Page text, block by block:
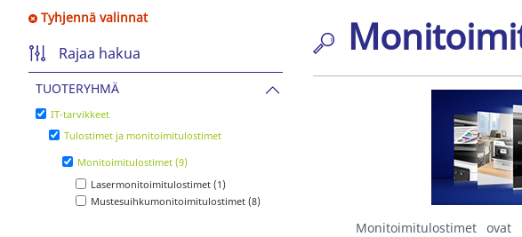
Tyhjennä valinnat
Rajaa hakua
TUOTERYHMÄ
IT-tarvikkeet
Tulostimet ja monitoimitulostimet
Monitoimitulostimet (9)
Lasermonitoimitulostimet (1)
Mustesuihkumonitoimitulostimet (8)
Monitoimitulostimet